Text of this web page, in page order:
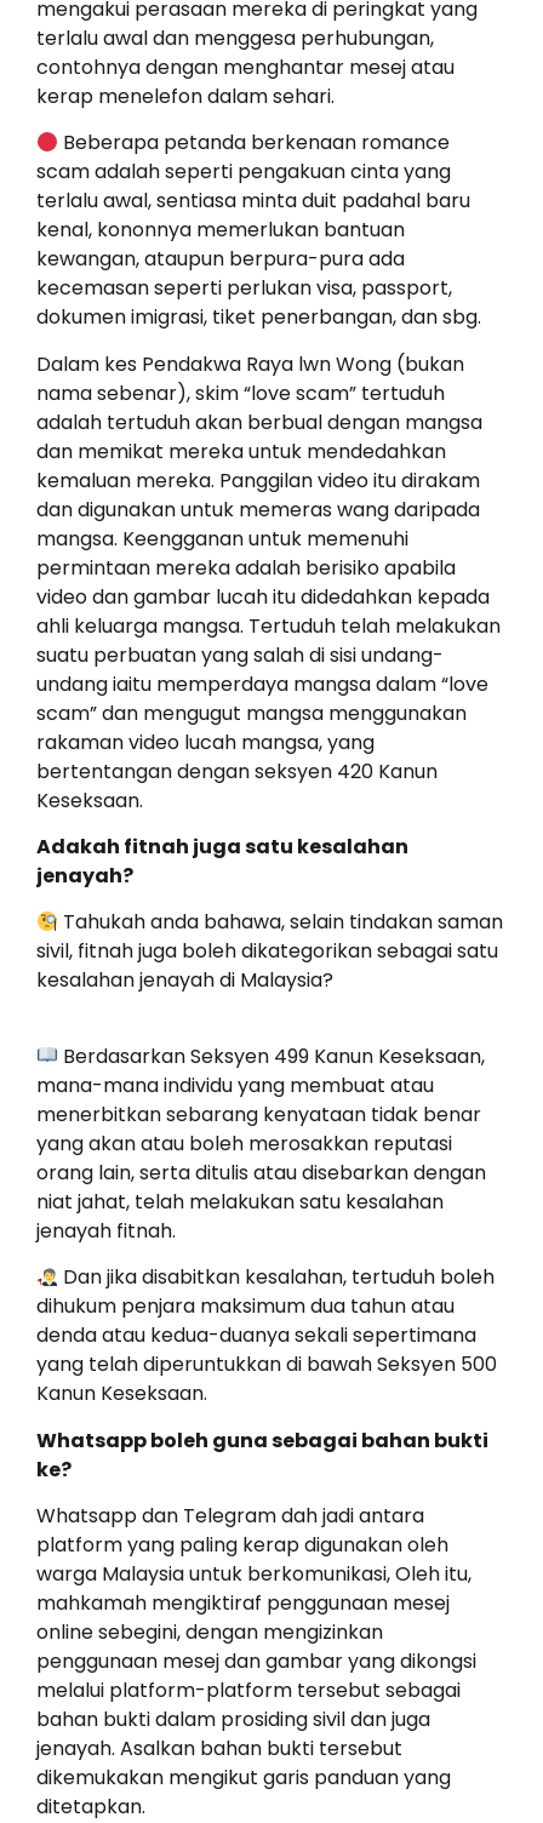
mengakui perasaan mereka di peringkat yang
terlalu awal dan menggesa perhubungan,
contohnya dengan menghantar mesej atau
kerap menelefon dalam sehari.
Beberapa petanda berkenaan romance
scam adalah seperti pengakuan cinta yang
terlalu awal, sentiasa minta duit padahal baru
kenal, kononnya memerlukan bantuan
kewangan, ataupun berpura-pura ada
kecemasan seperti perlukan visa, passport,
dokumen imigrasi, tiket penerbangan, dan sbg.
Dalam kes Pendakwa Raya lwn Wong (bukan
nama sebenar), skim “love scam” tertuduh
adalah tertuduh akan berbual dengan mangsa
dan memikat mereka untuk mendedahkan
kemaluan mereka. Panggilan video itu dirakam
dan digunakan untuk memeras wang daripada
mangsa. Keengganan untuk memenuhi
permintaan mereka adalah berisiko apabila
video dan gambar lucah itu didedahkan kepada
ahli keluarga mangsa. Tertuduh telah melakukan
suatu perbuatan yang salah di sisi undang-
undang iaitu memperdaya mangsa dalam “love
scam” dan mengugut mangsa menggunakan
rakaman video lucah mangsa, yang
bertentangan dengan seksyen 420 Kanun
Keseksaan.
Adakah fitnah juga satu kesalahan
jenayah?
Tahukah anda bahawa, selain tindakan saman
sivil, fitnah juga boleh dikategorikan sebagai satu
kesalahan jenayah di Malaysia?
Berdasarkan Seksyen 499 Kanun Keseksaan,
mana-mana individu yang membuat atau
menerbitkan sebarang kenyataan tidak benar
yang akan atau boleh merosakkan reputasi
orang lain, serta ditulis atau disebarkan dengan
niat jahat, telah melakukan satu kesalahan
jenayah fitnah.
Dan jika disabitkan kesalahan, tertuduh boleh
dihukum penjara maksimum dua tahun atau
denda atau kedua-duanya sekali sepertimana
yang telah diperuntukkan di bawah Seksyen 500
Kanun Keseksaan.
Whatsapp boleh guna sebagai bahan bukti
ke?
Whatsapp dan Telegram dah jadi antara
platform yang paling kerap digunakan oleh
warga Malaysia untuk berkomunikasi, Oleh itu,
mahkamah mengiktiraf penggunaan mesej
online sebegini, dengan mengizinkan
penggunaan mesej dan gambar yang dikongsi
melalui platform-platform tersebut sebagai
bahan bukti dalam prosiding sivil dan juga
jenayah. Asalkan bahan bukti tersebut
dikemukakan mengikut garis panduan yang
ditetapkan.